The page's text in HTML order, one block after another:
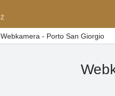
Webkamera - Porto San Giorgio